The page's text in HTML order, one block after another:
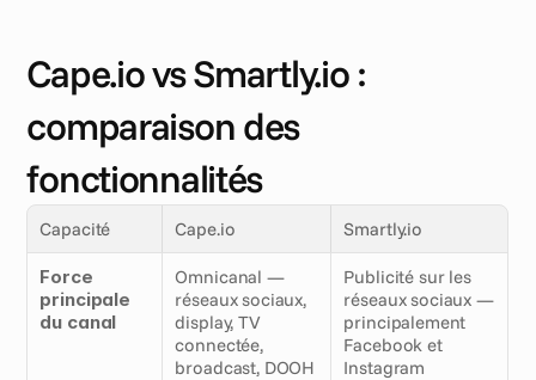
Cape.io vs Smartly.io :
comparaison des
fonctionnalités
Capacité Cape.io Smartly.io
Force
principale
du canal
Omnicanal —
réseaux sociaux,
display, TV
connectée,
broadcast, DOOH
Publicité sur les
réseaux sociaux —
principalement
Facebook et
Instagram